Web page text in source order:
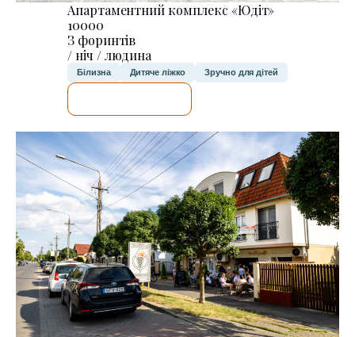
Апартаментний комплекс «Юдіт»
10000
З форинтів
/ ніч / людина
Білизна Дитяче ліжко Зручно для дітей